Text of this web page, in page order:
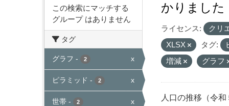
この検索にマッチする
グループ はありません
タグ
グラフ - 2 x
ピラミッド - 2 x
世帯 - 2 x
かりました
ライセンス:
クリ
XLSX
タグ:
増減
グラフ
人口の推移（令和